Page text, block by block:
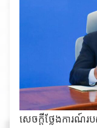
សេចក្តីថ្លែងការណ៍